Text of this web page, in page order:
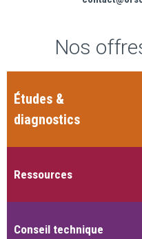
Nos
Études &
diagnostics
Ressources
Conseil technique